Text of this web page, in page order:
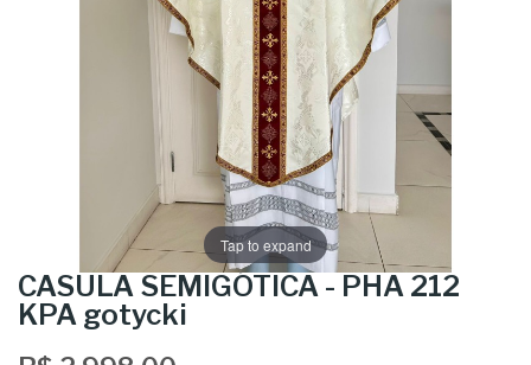
Tap to expand
CASULA SEMIGÓTICA - PHA 212
KPA gotycki